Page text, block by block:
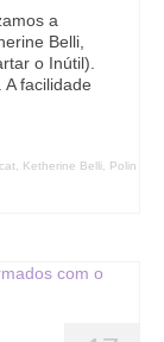
a
Belli,
o Inútil).
facilidade
Ketherine Belli
Polin